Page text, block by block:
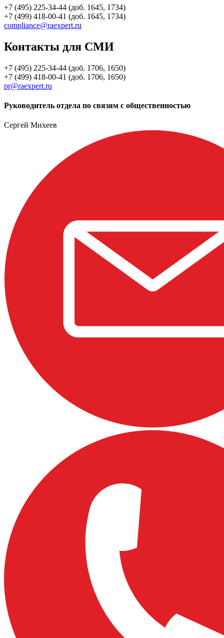
+7 (495) 225-34-44 (доб. 1645, 1734)
+7 (499) 418-00-41 (доб. 1645, 1734)
compliance@raexpert.ru
Контакты для СМИ
+7 (495) 225-34-44 (доб. 1706, 1650)
+7 (499) 418-00-41 (доб. 1706, 1650)
pr@raexpert.ru
Руководитель отдела по связям с общественностью
Сергей Михеев